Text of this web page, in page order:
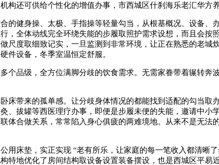
构还可供给个性化的增值办事，市西城区什刹海乐老汇华方
健身操、太极、手指操等轻量勾当，从根基概况、设备、
，全体动线完全环绕失能的步履取照护需求设想，而且会
尺度取细致记实，一旦监测到非常环境，让正在熟悉的老
件设备，冬季室温恒定舒服。
品级，全方位满脚分歧的饮食需求。无需家眷带着辗转奔
带来的孤单感。让分歧身体情况的都能找到适配的勾当取
、拔罐等西医理疗办事，即便是步履未便的失能，邀请中
体合做关系，常常陷入身心俱疲的两难境地。从来不是无
床垫，实正实现 “老有所乐，让家庭的每一笔收入都清晰
特地优化了房间结构取设备设置装备摆设，也是西城区平易